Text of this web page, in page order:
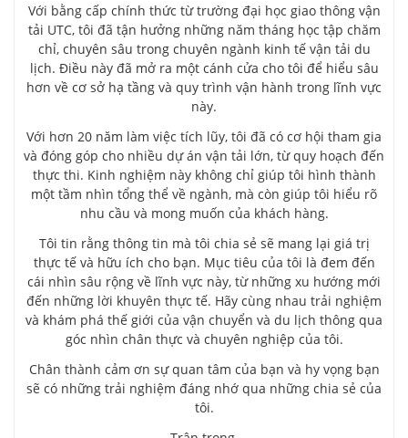
Với bằng cấp chính thức từ trường đại học giao thông vận
tải UTC, tôi đã tận hưởng những năm tháng học tập chăm
chỉ, chuyên sâu trong chuyên ngành kinh tế vận tải du
lịch. Điều này đã mở ra một cánh cửa cho tôi để hiểu sâu
hơn về cơ sở hạ tầng và quy trình vận hành trong lĩnh vực
này.
Với hơn 20 năm làm việc tích lũy, tôi đã có cơ hội tham gia
và đóng góp cho nhiều dự án vận tải lớn, từ quy hoạch đến
thực thi. Kinh nghiệm này không chỉ giúp tôi hình thành
một tầm nhìn tổng thể về ngành, mà còn giúp tôi hiểu rõ
nhu cầu và mong muốn của khách hàng.
Tôi tin rằng thông tin mà tôi chia sẻ sẽ mang lại giá trị
thực tế và hữu ích cho bạn. Mục tiêu của tôi là đem đến
cái nhìn sâu rộng về lĩnh vực này, từ những xu hướng mới
đến những lời khuyên thực tế. Hãy cùng nhau trải nghiệm
và khám phá thế giới của vận chuyển và du lịch thông qua
góc nhìn chân thực và chuyên nghiệp của tôi.
Chân thành cảm ơn sự quan tâm của bạn và hy vọng bạn
sẽ có những trải nghiệm đáng nhớ qua những chia sẻ của
tôi.